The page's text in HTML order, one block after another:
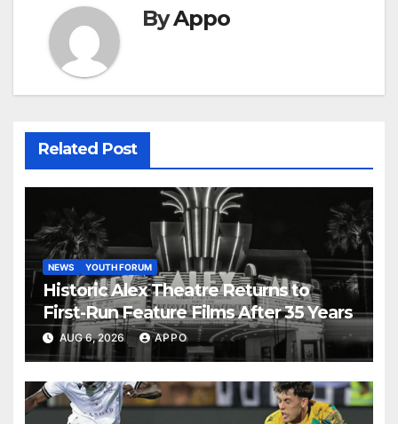
ByAppo
Related Post
NEWS YOUTH FORUM
Historic Alex Theatre Returns to
First-Run Feature Films After 35 Years
AUG 6, 2026 APPO